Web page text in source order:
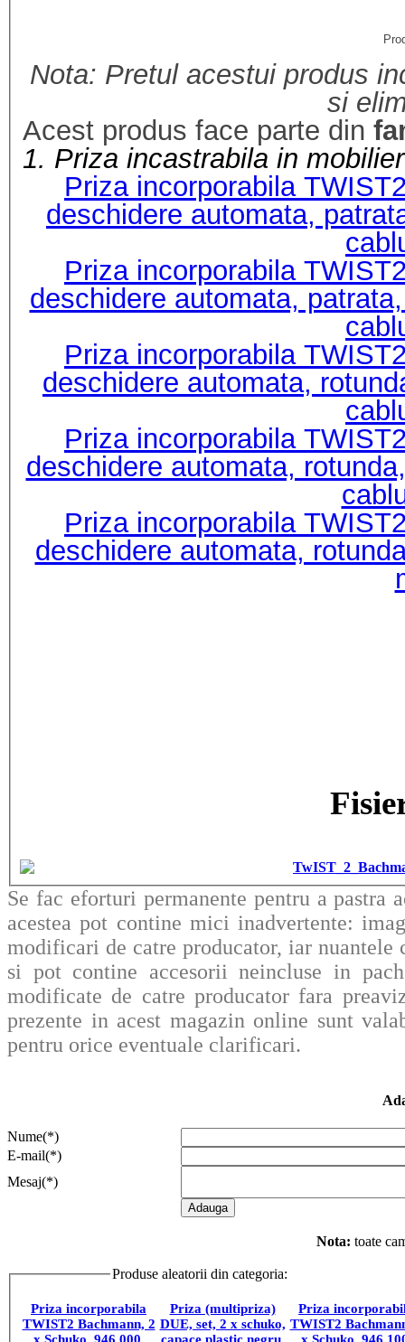
Nota: Pretul acestui produs
si
Acest produs face parte din
1. Priza incastrabila in
Priza incorporabila
deschidere automata,
Priza incorporabila
deschidere automata,
Priza incorporabila
deschidere automata,
Priza incorporabila
deschidere automata,
Priza incorporabila
deschidere automata,
Se fac eforturi permanente pentru a pastra
acestea pot contine mici inadvertente:
modificari de catre producator, iar
si pot contine accesorii neincluse in
modificate de catre producator fara
prezente in acest magazin online sunt
pentru orice eventuale clarificari.
Nume(*)
E-mail(*)
Mesaj(*)
Nota: toate
Produse aleatorii din categoria:
Priza incorporabila
TWIST2 Bachmann, 2
Priza (multipriza)
DUE, set, 2 x schuko,
Priza
TWIST2